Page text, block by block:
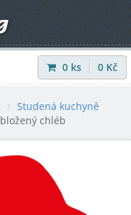
Přihlásit |Registrovat
0 ks 0 Kč
Studená kuchyně
chléb